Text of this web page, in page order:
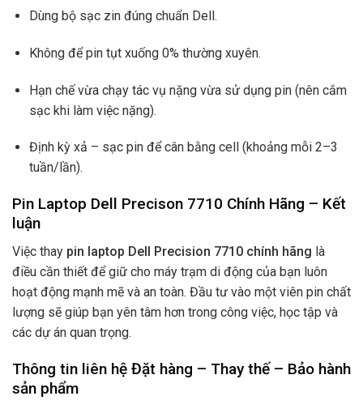
Dùng bộ sạc zin đúng chuẩn Dell.
Không để pin tụt xuống 0% thường xuyên.
Hạn chế vừa chạy tác vụ nặng vừa sử dụng pin (nên cắm
sạc khi làm việc nặng).
Định kỳ xả – sạc pin để cân bằng cell (khoảng mỗi 2–3
tuần/lần).
Pin Laptop Dell Precison 7710 Chính Hãng – Kết
luận
Việc thay pin laptop Dell Precision 7710 chính hãng là
điều cần thiết để giữ cho máy trạm di động của bạn luôn
hoạt động mạnh mẽ và an toàn. Đầu tư vào một viên pin chất
lượng sẽ giúp bạn yên tâm hơn trong công việc, học tập và
các dự án quan trọng.
Thông tin liên hệ Đặt hàng – Thay thế – Bảo hành
sản phẩm